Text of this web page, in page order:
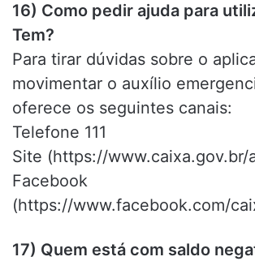
16) Como pedir ajuda para
Tem?
Para tirar dúvidas sobre o
movimentar o auxílio
oferece os seguintes canais:
Telefone 111
Site (https://www.caixa.gov.br/
Facebook
(https://www.facebook.com/
17) Quem está com saldo